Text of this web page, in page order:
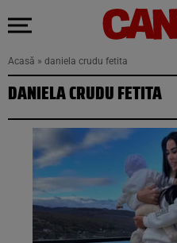
Acasă » daniela crudu fetita
DANIELA CRUDU FETITA